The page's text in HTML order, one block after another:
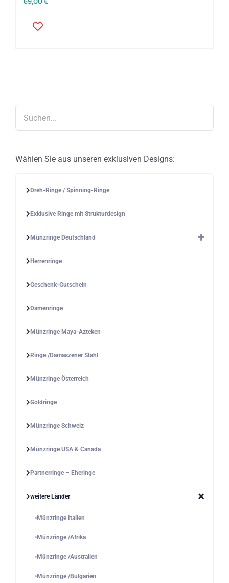
Produkt
Produktseite
gewählt
Wählen Sie aus unseren exklusiven Designs:
Dreh-Ringe / Spinning-Ringe
Exklusive Ringe mit Strukturdesign
Münzringe Deutschland
Herrenringe
Geschenk-Gutschein
Damenringe
Münzringe Maya-Azteken
Ringe /Damaszener Stahl
Münzringe Österreich
Goldringe
Münzringe Schweiz
Münzringe USA & Canada
Partnerringe – Eheringe
weitere Länder
Münzringe Italien
Münzringe /Afrika
Münzringe /Australien
Münzringe /Bulgarien